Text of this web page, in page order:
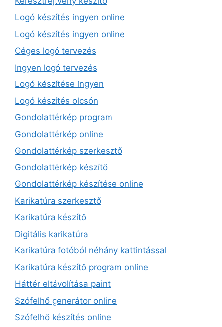
Logó készítés ingyen online
Logó készítés ingyen online
Céges logó tervezés
Ingyen logó tervezés
Logó készítése ingyen
Logó készítés olcsón
Gondolattérkép program
Gondolattérkép online
Gondolattérkép szerkesztő
Gondolattérkép készítő
Gondolattérkép készítése online
Karikatúra szerkesztő
Karikatúra készítő
Digitális karikatúra
Karikatúra fotóból néhány kattintással
Karikatúra készítő program online
Háttér eltávolítása paint
Szófelhő generátor online
Szófelhő készítés online